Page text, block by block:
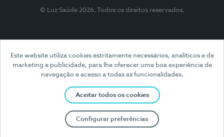
Este website utiliza cookies estritamente necessários, analíticos e de
marketing e publicidade, para lhe oferecer uma boa experiência de
navegação e acesso a todas as funcionalidades.
Aceitar todos os cookies
Configurar preferências
© Luz Saúde 2026. Todos os direitos reservados.